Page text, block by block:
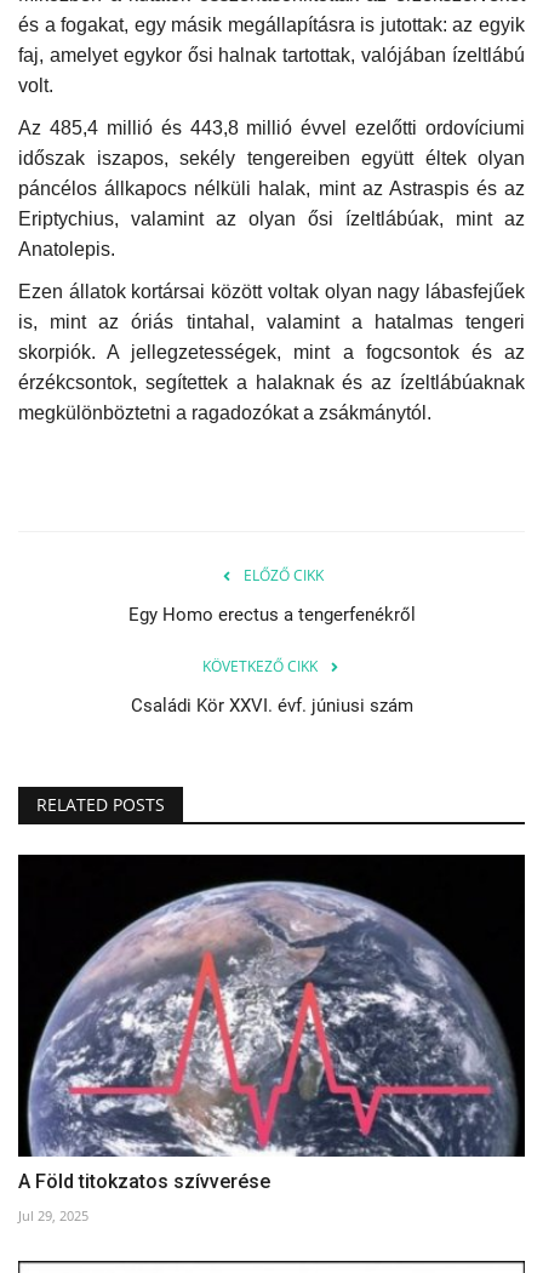
és a fogakat, egy másik megállapításra is jutottak: az egyik
faj, amelyet egykor ősi halnak tartottak, valójában ízeltlábú
volt.
Az 485,4 millió és 443,8 millió évvel ezelőtti ordovíciumi
időszak iszapos, sekély tengereiben együtt éltek olyan
páncélos állkapocs nélküli halak, mint az Astraspis és az
Eriptychius, valamint az olyan ősi ízeltlábúak, mint az
Anatolepis.
Ezen állatok kortársai között voltak olyan nagy lábasfejűek
is, mint az óriás tintahal, valamint a hatalmas tengeri
skorpiók. A jellegzetességek, mint a fogcsontok és az
érzékcsontok, segítettek a halaknak és az ízeltlábúaknak
megkülönböztetni a ragadozókat a zsákmánytól.
ELŐZŐ CIKK
Egy Homo erectus a tengerfenékről
KÖVETKEZŐ CIKK
Családi Kör XXVI. évf. júniusi szám
RELATED POSTS
A Föld titokzatos szívverése
Jul 29, 2025